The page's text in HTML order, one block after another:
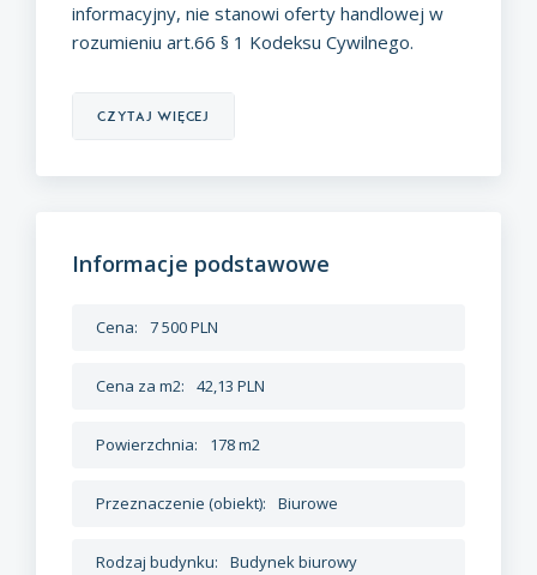
informacyjny, nie stanowi oferty handlowej w
rozumieniu art.66 § 1 Kodeksu Cywilnego.
czytaj więcej
Informacje podstawowe
Cena: 7 500 PLN
Cena za m2: 42,13 PLN
Powierzchnia: 178 m2
Przeznaczenie (obiekt): Biurowe
Rodzaj budynku: Budynek biurowy